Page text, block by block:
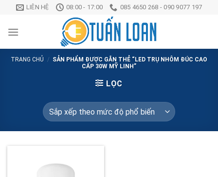
Chuyển
nội
LIÊN HỆ 08:00 - 17:00 085 4650 268 - 090 9077 197
TRANG CHỦ / SẢN PHẨM ĐƯỢC GẮN THẺ “LED TRỤ NHÔM ĐÚC CAO
CẤP 30W MỸ LINH”
LỌC